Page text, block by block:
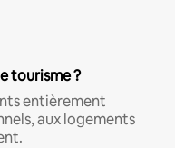
tourisme ?
entièrement
aux logements